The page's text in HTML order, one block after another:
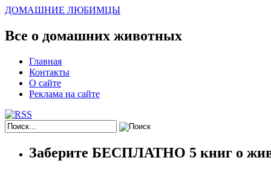
ДОМАШНИЕ ЛЮБИМЦЫ
Все о домашних животных
Главная
Контакты
О сайте
Реклама на сайте
Заберите БЕСПЛАТНО 5 книг о